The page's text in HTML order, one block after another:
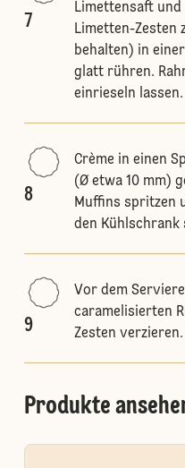
7
Limettensaft und
Limetten-Zesten
behalten) in
glatt rühren.
einrieseln lassen.
8
Crème in einen
(Ø etwa 10 mm)
Muffins spritzen
den Kühlschrank
9
Vor dem
caramelisierten
Zesten verzieren.
Produkte